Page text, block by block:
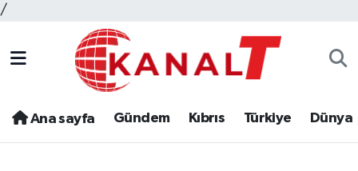
/
Ana sayfa Gündem Kıbrıs Türkiye Dünya